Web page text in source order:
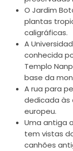
O Jardim
plantas
caligráficas.
A
conhecida
Templo
base da
A rua para
dedicada às
europeu.
Uma antiga
tem vistas
canhões